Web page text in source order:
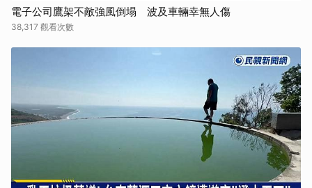
電子公司鷹架不敵強風倒塌 波及車輛幸無人傷
38,317 觀看次數